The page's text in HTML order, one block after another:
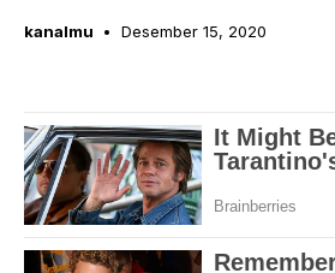
kanalmu Desember 15, 2020